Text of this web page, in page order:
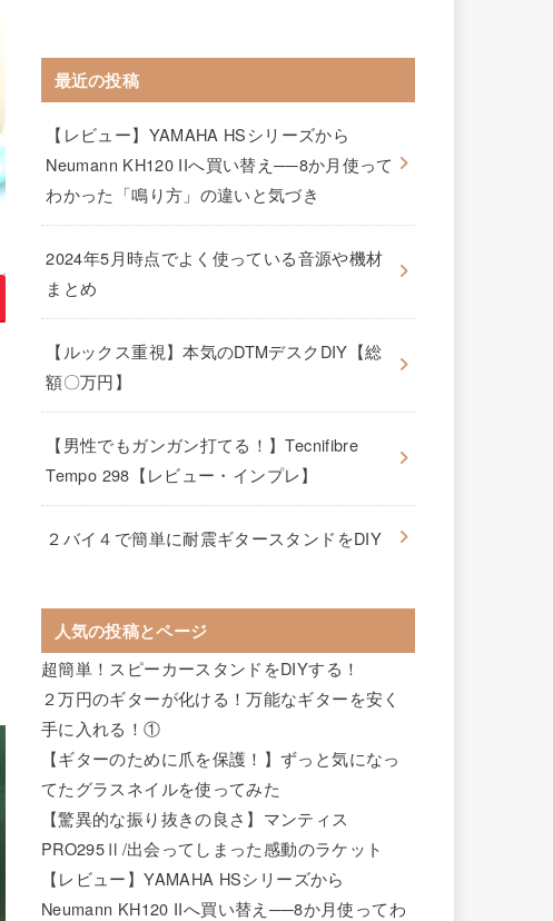
最近の投稿
【レビュー】YAMAHA HSシリーズから
Neumann KH120 IIへ買い替え──8か月使って
わかった「鳴り方」の違いと気づき
2024年5月時点でよく使っている音源や機材
まとめ
【ルックス重視】本気のDTMデスクDIY【総
額〇万円】
【男性でもガンガン打てる！】Tecnifibre
Tempo 298【レビュー・インプレ】
２バイ４で簡単に耐震ギタースタンドをDIY
人気の投稿とページ
超簡単！スピーカースタンドをDIYする！
２万円のギターが化ける！万能なギターを安く
手に入れる！①
【ギターのために爪を保護！】ずっと気になっ
てたグラスネイルを使ってみた
【驚異的な振り抜きの良さ】マンティス
PRO295Ⅱ/出会ってしまった感動のラケット
【レビュー】YAMAHA HSシリーズから
Neumann KH120 IIへ買い替え──8か月使ってわ